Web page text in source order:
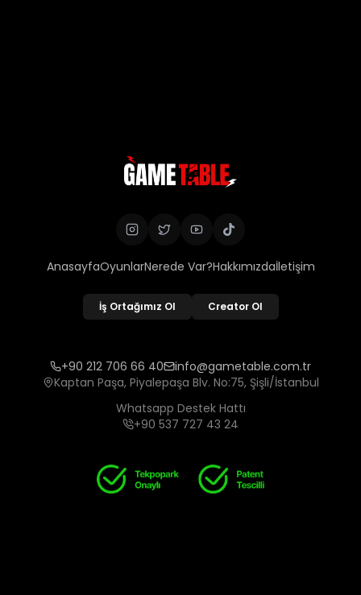
AnasayfaOyunlarNerede Var?Hakkımızdaİletişim
İş Ortağımız Ol Creator Ol
+90 212 706 66 40
info@gametable.com.tr
Kaptan Paşa, Piyalepaşa Blv. No:75, Şişli/İstanbul
Whatsapp Destek Hattı
+90 537 727 43 24